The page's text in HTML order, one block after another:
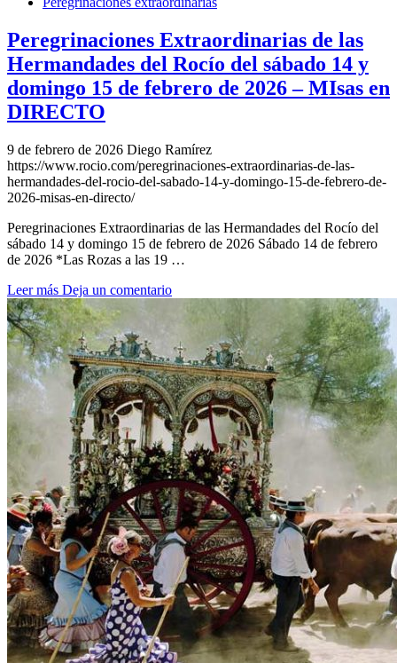
Peregrinaciones Extraordinarias de las
Hermandades del Rocío del sábado 14 y
domingo 15 de febrero de 2026 – MIsas en
DIRECTO
9 de febrero de 2026 Diego Ramírez
https://www.rocio.com/peregrinaciones-extraordinarias-de-las-
hermandades-del-rocio-del-sabado-14-y-domingo-15-de-febrero-de-
2026-misas-en-directo/
Peregrinaciones Extraordinarias de las Hermandades del Rocío del
sábado 14 y domingo 15 de febrero de 2026 Sábado 14 de febrero
de 2026 *Las Rozas a las 19 …
Leer más Deja un comentario